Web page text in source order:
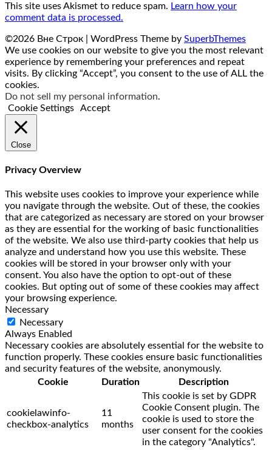
This site uses Akismet to reduce spam. Learn how your
comment data is processed.
©2026 Вне Строк | WordPress Theme by SuperbThemes
We use cookies on our website to give you the most relevant
experience by remembering your preferences and repeat
visits. By clicking “Accept”, you consent to the use of ALL the
cookies.
Do not sell my personal information.
Cookie Settings
Accept
Close
Privacy Overview
This website uses cookies to improve your experience while
you navigate through the website. Out of these, the cookies
that are categorized as necessary are stored on your browser
as they are essential for the working of basic functionalities
of the website. We also use third-party cookies that help us
analyze and understand how you use this website. These
cookies will be stored in your browser only with your
consent. You also have the option to opt-out of these
cookies. But opting out of some of these cookies may affect
your browsing experience.
Necessary
Necessary
Always Enabled
Necessary cookies are absolutely essential for the website to
function properly. These cookies ensure basic functionalities
and security features of the website, anonymously.
Cookie
Duration Description
cookielawinfo-
checkbox-analytics
11
months
This cookie is set by GDPR
Cookie Consent plugin. The
cookie is used to store the
user consent for the cookies
in the category "Analytics".